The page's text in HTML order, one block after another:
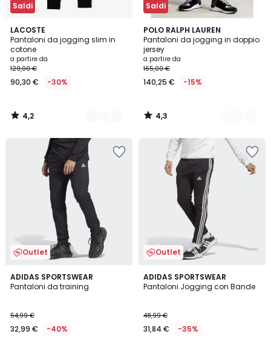
Saldi
LACOSTE
Pantaloni da jogging slim in
cotone
a partire da
129,00 €
90,30 € -30%
4,2
/ 5
6
Colori
4,2
/
Saldi
POLO RALPH LAUREN
Pantaloni da jogging in doppio
jersey
a partire da
165,00 €
140,25 € -15%
4,3
/ 5
3
Colori
4,3
/
Outlet
ADIDAS SPORTSWEAR
Pantaloni da training
54,99 €
32,99 € -40%
Outlet
ADIDAS SPORTSWEAR
Pantaloni Jogging con Bande
48,99 €
31,84 € -35%
4,8
/ 5